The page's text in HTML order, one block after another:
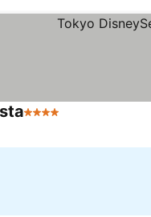
4 Počet hviezdičiek